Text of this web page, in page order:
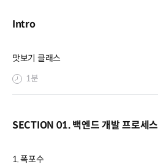
Intro
맛보기 클래스
1분
SECTION 01. 백엔드 개발 프로세스
1. 폭포수